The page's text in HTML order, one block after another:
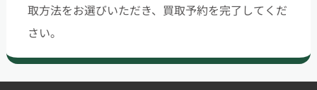
取方法をお選びいただき、買取予約を完了してくだ
さい。